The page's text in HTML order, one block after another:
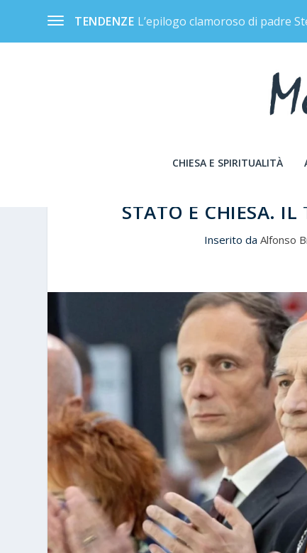
TENDENZE L’epilogo clamoroso di padre
CHIESA E SPIRITUALITÀ
STATO E CHIESA. IL
Inserito da Alfonso